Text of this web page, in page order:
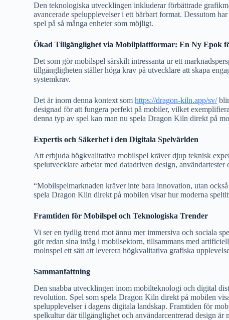
Den teknologiska utvecklingen inkluderar förbättrade
avancerade spelupplevelser i ett bärbart format. Dessutom
spel på så många enheter som möjligt.
Ökad Tillgänglighet via Mobilplattformar: En Ny Epok
Det som gör mobilspel särskilt intressanta ur ett
tillgängligheten ställer höga krav på utvecklare att skapa
systemkrav.
Det är inom denna kontext somhttps://dragon-kiln.app/sv/blir
designad för att fungera perfekt på mobiler, vilket
denna typ av spel kan man nu spela Dragon Kiln direkt på
Expertis och Säkerhet i den Digitala Spelvärlden
Att erbjuda högkvalitativa mobilspel kräver djup teknisk
spelutvecklare arbetar med datadriven design,
“Mobilspelmarknaden kräver inte bara innovation, utan
spela Dragon Kiln direkt på mobilen visar hur moderna
Framtiden för Mobilspel och Teknologiska Trender
Vi ser en tydlig trend mot ännu mer immersiva och sociala
gör redan sina intåg i mobilsektorn, tillsammans med
molnspel ett sätt att leverera högkvalitativa grafiska
Sammanfattning
Den snabba utvecklingen inom mobilteknologi och digital
revolution. Spel som spela Dragon Kiln direkt på mobilen
spelupplevelser i dagens digitala landskap. Framtiden för
spelkultur där tillgänglighet och användarcentrerad design är